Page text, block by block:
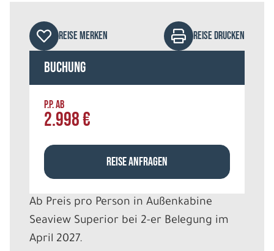
REISE MERKEN REISE DRUCKEN
Buchung
P.P. AB
2.998 €
REISE ANFRAGEN
Ab Preis pro Person in Außenkabine
Seaview Superior bei 2-er Belegung im
April 2027.